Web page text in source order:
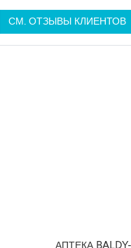
СМ. ОТЗЫВЫ КЛИЕНТОВ
АПТЕКА